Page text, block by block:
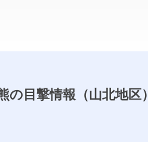
の目撃情報（山北地区）